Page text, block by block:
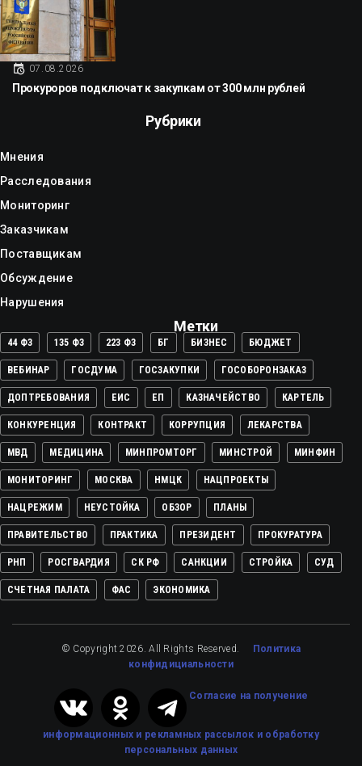
07.08.2026
Прокуроров подключат к закупкам от 300 млн рублей
Рубрики
Мнения
Расследования
Мониторинг
Заказчикам
Поставщикам
Обсуждение
Нарушения
Метки
44 ФЗ 135 ФЗ 223 ФЗ БГ БИЗНЕС БЮДЖЕТ
ВЕБИНАР ГОСДУМА ГОСЗАКУПКИ ГОСОБОРОНЗАКАЗ
ДОПТРЕБОВАНИЯ ЕИС ЕП КАЗНАЧЕЙСТВО КАРТЕЛЬ
КОНКУРЕНЦИЯ КОНТРАКТ КОРРУПЦИЯ ЛЕКАРСТВА
МВД МЕДИЦИНА МИНПРОМТОРГ МИНСТРОЙ МИНФИН
МОНИТОРИНГ МОСКВА НМЦК НАЦПРОЕКТЫ
НАЦРЕЖИМ НЕУСТОЙКА ОБЗОР ПЛАНЫ
ПРАВИТЕЛЬСТВО ПРАКТИКА ПРЕЗИДЕНТ ПРОКУРАТУРА
РНП РОСГВАРДИЯ СК РФ САНКЦИИ СТРОЙКА СУД
СЧЕТНАЯ ПАЛАТА ФАС ЭКОНОМИКА
© Copyright 2026. All Rights Reserved.
Политика
конфидициальности
Cогласие на получение
информационных и рекламных рассылок и обработку
персональных данных